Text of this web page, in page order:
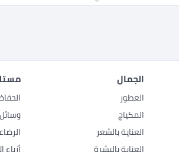
الجمال
العطور
المكياج
العناية بالشعر
العناية بالبشرة
أزياء